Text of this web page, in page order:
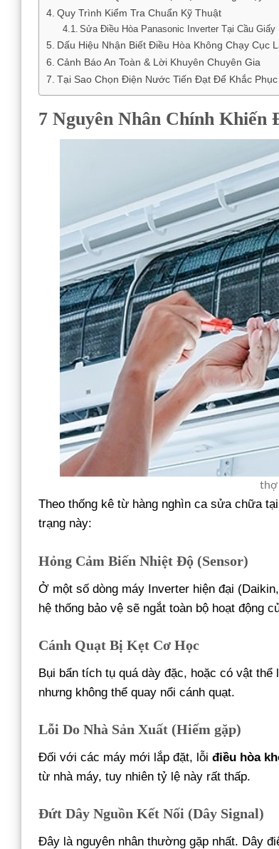
Quy Trình Kiểm Tra Chuẩn Kỹ Thuật
Sửa Điều Hòa Panasonic Inverter Tại Cầu Giấy
Dấu Hiệu Nhận Biết Điều Hòa Không Chạy Cục
Cảnh Báo An Toàn & Lời Khuyên Chuyên Gia
Tại Sao Chọn Điện Nước Tiến Đạt Để Khắc
7 Nguyên Nhân Chính Khiến
thợ
Theo thống kê từ hàng nghìn ca sửa chữa tại
trạng này:
Hỏng Cảm Biến Nhiệt Độ (Sensor)
Ở một số dòng máy Inverter hiện đại
hệ thống bảo vệ sẽ ngắt toàn bộ hoạt động
Cánh Quạt Bị Kẹt Cơ Học
Bụi bẩn tích tụ quá dày đặc, hoặc có vật
nhưng không thể quay nổi cánh quạt.
Lỗi Do Nhà Sản Xuất (Hiếm gặp)
Đối với các máy mới lắp đặt, lỗi điều hòa
từ nhà máy, tuy nhiên tỷ lệ này rất thấp.
Đứt Dây Nguồn Kết Nối (Dây Signal)
Đây là nguyên nhân thường gặp nhất. Dây